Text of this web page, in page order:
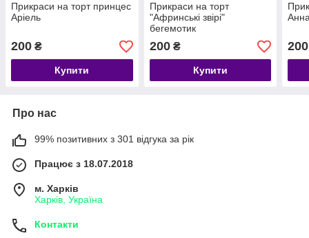
Прикраси на торт принцес
Аріель
200 ₴
Купити
Прикраси на торт
"Афринські звірі"
бегемотик
200₴
Купити
200
Про нас
99% позитивних з 301 відгука за рік
Працює з 18.07.2018
м. Харків
Харків, Україна
Контакти